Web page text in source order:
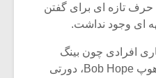
حرف تازه ای برای گفتن
ای وجود نداشت.
با همکاری افرادی چون بینگ
کراسبی Bing Crosby، باب هوپ Bob Hope، دورتی